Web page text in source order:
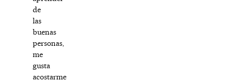
de
las
buenas
personas,
me
gusta
acostarme